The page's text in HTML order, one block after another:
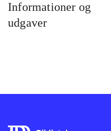
Informationer og
udgaver